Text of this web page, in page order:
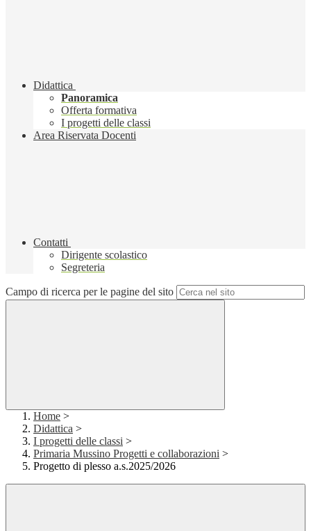
Didattica
Panoramica
Offerta formativa
I progetti delle classi
Area Riservata Docenti
Contatti
Dirigente scolastico
Segreteria
Campo di ricerca per le pagine del sito
Home >
Didattica >
I progetti delle classi >
Primaria Mussino Progetti e collaborazioni >
Progetto di plesso a.s.2025/2026